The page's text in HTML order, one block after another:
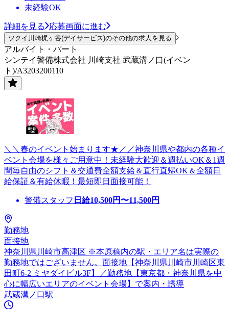
未経験OK
詳細を見る 応募画面に進む
ツクイ川崎梶ヶ谷(デイサービス)のその他の求人を見る
アルバイト・パート
シンテイ警備株式会社 川崎支社 武蔵溝ノ口(イベン
ト)/A3203200110
＼＼春のイベント始まります★／／神奈川県や都内の各種イ
ベント会場を様々ご用意中！未経験大歓迎＆週払いOK＆1週
間毎自由のシフト＆交通費全額支給＆直行直帰OK＆全額日
給保証＆有給休暇！最短即日面接可能！
警備スタッフ 日給10,500円〜11,500円
勤務地
面接地
神奈川県川崎市高津区 ※本原稿内の駅・エリア名は実際の
勤務地ではございません。面接地【神奈川県川崎市川崎区東
田町6-2 ミヤダイビル3F】／勤務地【東京都・神奈川県を中
心に幅広いエリアのイベント会場】で案内・誘導
武蔵溝ノ口駅